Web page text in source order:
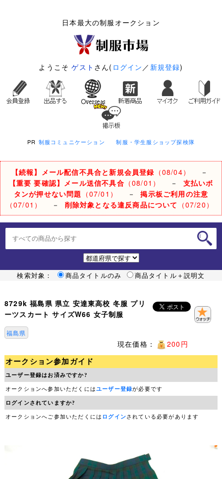
日本最大の制服オークション
ようこそゲスト さん( ログイン ／ 新規登録)
PR 制服コミュニケーション 制服・学生服ショップ探検隊
【続報】メール配信不具合と新規会員登録 （08/04）
－
【重要 要確認】メール送信不具合 （08/01） － 支払いボ
タンが押せない問題 （07/01） －掲示板ご利用の注意
（07/01）
－ 削除対象となる違反商品について （07/20）
検索対象： 商品タイトルのみ 商品タイトル＋説明文
8729k 福島県 県立 安達東高校 冬服 プリ
ーツスカート サイズW66 女子制服
福島県
現在価格： 200円
オークション参加ガイド
ユーザー登録はお済みですか?
オークションへ参加いただくにはユーザー登録が必要です
ログインされていますか?
オークションへご参加いただくには ログインされている必要があります